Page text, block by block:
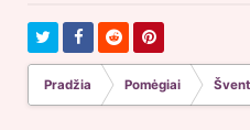
Pradžia Pomėgiai